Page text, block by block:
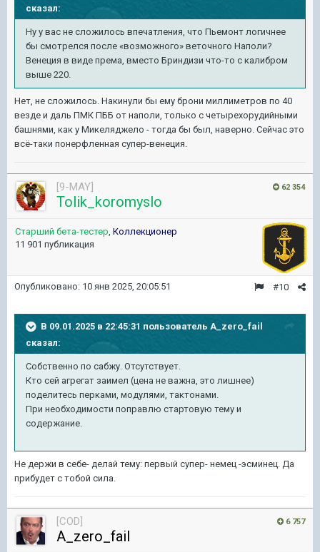
сказал:
Ну у вас не сложилось впечатления, что Пьемонт логичнее
бы смотрелся после «возможного» веточного Наполи?
Венеция в виде према, вместо Бриндизи что-то с калибром
выше 220.
Нет, не сложилось. Накинули бы ему брони миллиметров по 40
везде и даль ПМК ПББ от наполи, только с четырехорудийными
башнями, как у Микеляджело - тогда бы был, наверно. Сейчас это
всё-таки понерфленная супер-венеция.
62 354
[9-MAY]
Tolik_koromyslo
Старший бета-тестер, Коллекционер
11 901 публикация
#10
Опубликовано: 10 янв 2025, 20:05:51
В 09.01.2025 в 22:45:31 пользователь A_zero_fail
сказал:
Собственно по сабжу. Отсутствует.
Кто сей агрегат заимел (цена не важна, это лишнее)
поделитесь перками, модулями, тактонами.
При необходимости поправлю стартовую тему и
содержание.
Не держи в себе- делай тему: первый супер- немец -эсминец. Да
прибудет с тобой сила.
6 757
[COD]
A_zero_fail